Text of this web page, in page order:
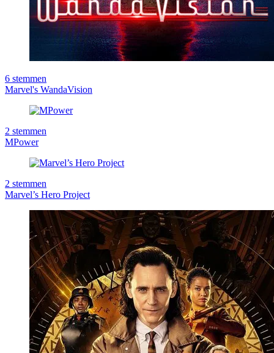
6 stemmen
Marvel's WandaVision
2 stemmen
MPower
2 stemmen
Marvel’s Hero Project